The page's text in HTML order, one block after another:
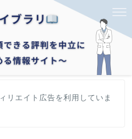
リエイト広告を利用していま